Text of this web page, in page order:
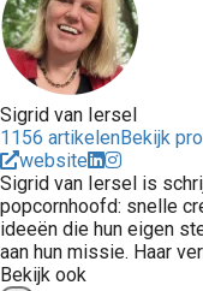
Sigrid van Iersel
1156 artikelenBekijk
website
Sigrid van Iersel is
popcornhoofd: snelle
ideeën die hun eigen
aan hun missie. Haar
Bekijk ook